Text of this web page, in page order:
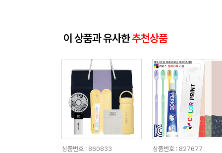
이 상품과 유사한추천상품
상품번호 : 860833
상품번호 : 827677